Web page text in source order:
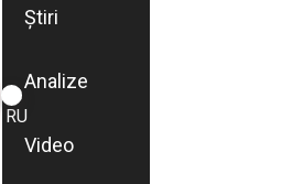
ROMÂNĂ
RU
Știri
Analize
Video